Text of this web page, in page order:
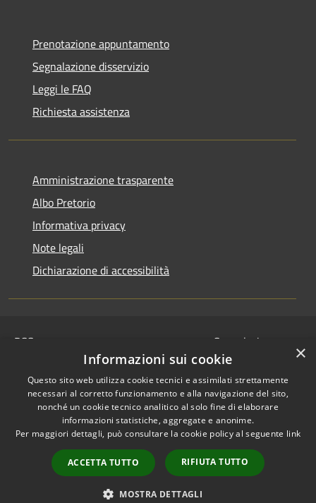
Prenotazione appuntamento
Segnalazione disservizio
Leggi le FAQ
Richiesta assistenza
Amministrazione trasparente
Albo Pretorio
Informativa privacy
Note legali
Dichiarazione di accessibilità
RSS
Privacy
Cookie
Mappa del sito
Segnalazione
disservizio
Whistleblowing
Dichiarazione di
accessibilità
© 2024 • Comune di
Serravalle Pistoiese •
Powered byMunicipium
•Redazione
×
Informazioni sui cookie
Questo sito web utilizza cookie tecnici e assimilati strettamente
necessari al corretto funzionamento e alla navigazione del sito,
nonché un cookie tecnico analitico al solo fine di elaborare
informazioni statistiche, aggregate e anonime.
Per maggiori dettagli, può consultare la cookie policy al seguente link
ACCETTA TUTTO RIFIUTA TUTTO
MOSTRA DETTAGLI